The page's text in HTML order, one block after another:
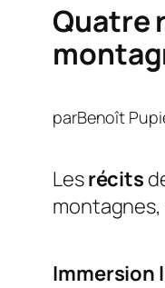
Quatre
parBenoît
Lesrécits
Immersion